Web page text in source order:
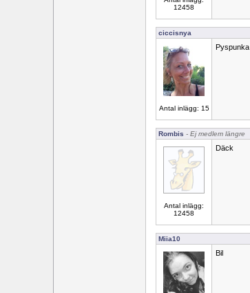
12458
ciccisnya
Antal inlägg: 15
Pyspunka
Rombis - Ej medlem längre
Antal inlägg:
12458
Däck
Miia10
Bil